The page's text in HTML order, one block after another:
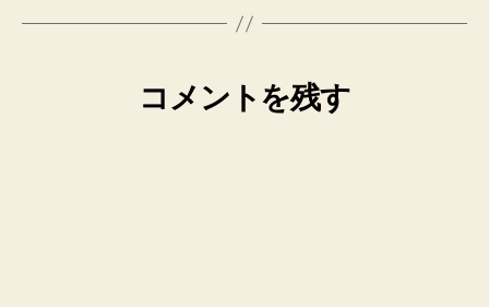
コメントを残す